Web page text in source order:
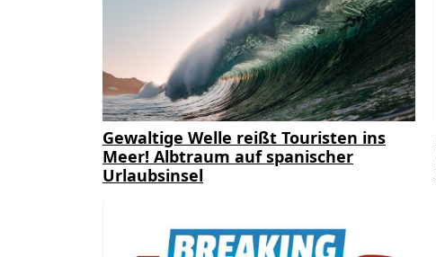
Gewaltige Welle reißt Touristen ins
Meer! Albtraum auf spanischer
Urlaubsinsel